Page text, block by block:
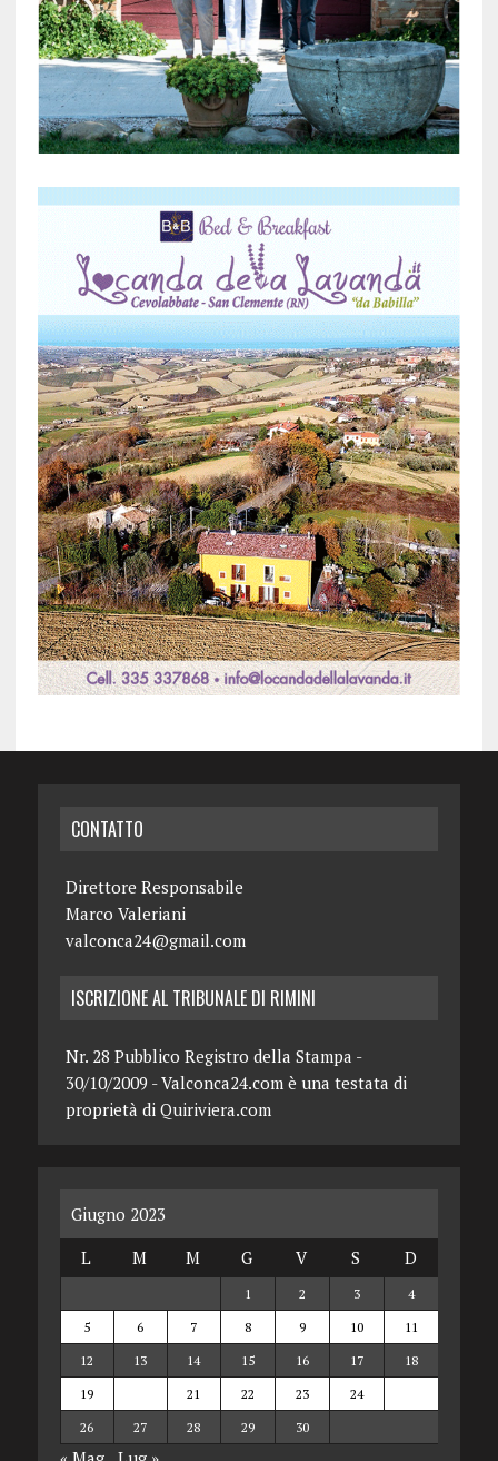
CONTATTO
Direttore Responsabile
Marco Valeriani
valconca24@gmail.com
ISCRIZIONE AL TRIBUNALE DI RIMINI
Nr. 28 Pubblico Registro della Stampa -
30/10/2009 - Valconca24.com è una testata di
proprietà di Quiriviera.com
Giugno 2023
L
M M G V S D
1 2 3
4
5
6 7 8 9 10
11
12
13 14 15 16 17
18
19
21 22 23 24
26
27 28 29 30